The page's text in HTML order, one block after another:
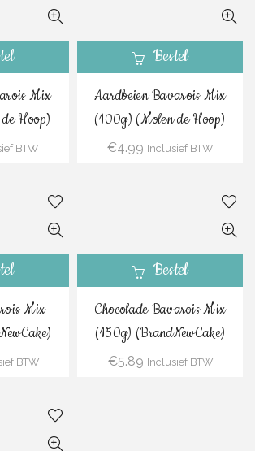
Mix
Hoop)
BTW
Bestel
Aardbeien Bavarois Mix
(100g) (Molen de Hoop)
€4.99 Inclusief BTW
Mix
BTW
Bestel
Chocolade Bavarois Mix
(150g) (BrandNewCake)
€5.89 Inclusief BTW